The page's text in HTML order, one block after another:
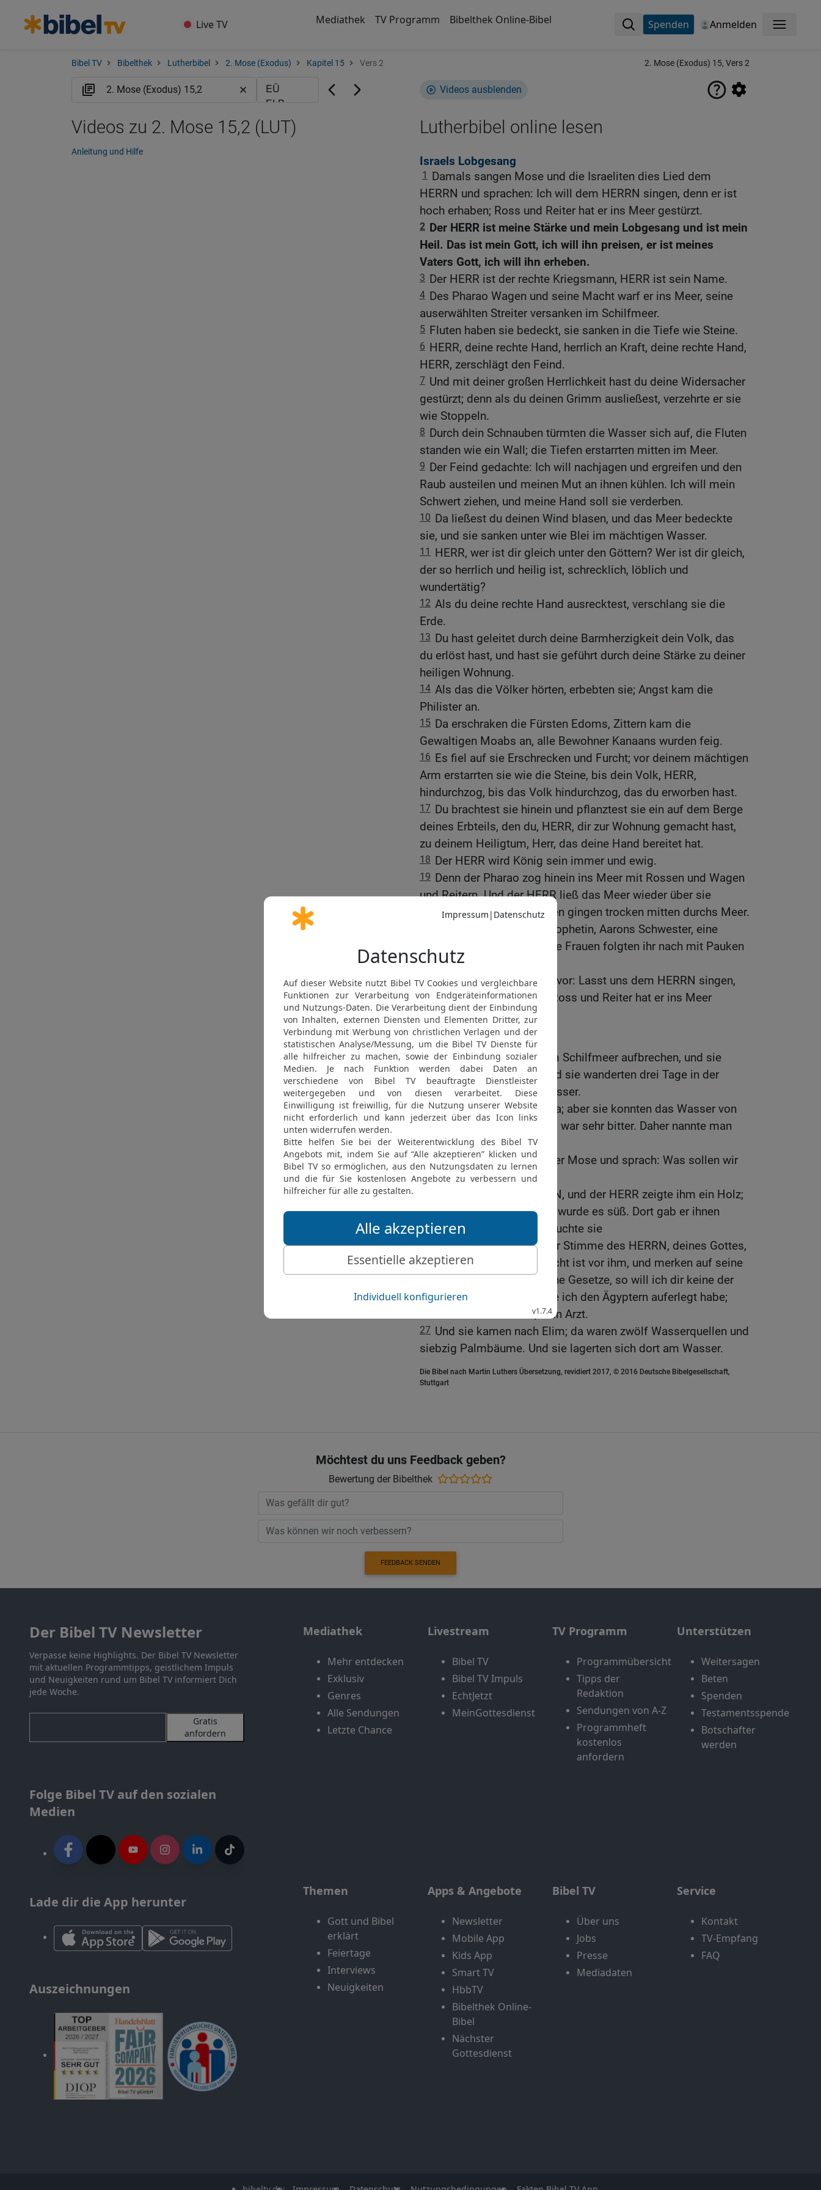
Live TV Mediathek TV Programm Bibelthek Online-Bibel Spenden Anmelden Menü
Bibel TV Bibelthek Lutherbibel 2. Mose (Exodus) Kapitel 15 Vers 2 2. Mose (Exodus) 15, Vers 2
Videos ausblenden
Lutherbibel online lesen
Israels Lobgesang
1
Damals sangen Mose und die Israeliten dies Lied dem
HERRN und sprachen: Ich will dem HERRN singen, denn er ist
hoch erhaben; Ross und Reiter hat er ins Meer gestürzt.
2 Der HERR ist meine Stärke und mein Lobgesang und ist mein
Heil. Das ist mein Gott, ich will ihn preisen, er ist meines
Vaters Gott, ich will ihn erheben.
3 Der HERR ist der rechte Kriegsmann, HERR ist sein Name.
4 Des Pharao Wagen und seine Macht warf er ins Meer, seine
auserwählten Streiter versanken im Schilfmeer.
5 Fluten haben sie bedeckt, sie sanken in die Tiefe wie Steine.
6 HERR, deine rechte Hand, herrlich an Kraft, deine rechte Hand,
HERR, zerschlägt den Feind.
7 Und mit deiner großen Herrlichkeit hast du deine Widersacher
gestürzt; denn als du deinen Grimm ausließest, verzehrte er sie
wie Stoppeln.
8 Durch dein Schnauben türmten die Wasser sich auf, die Fluten
standen wie ein Wall; die Tiefen erstarrten mitten im Meer.
9 Der Feind gedachte: Ich will nachjagen und ergreifen und den
Raub austeilen und meinen Mut an ihnen kühlen. Ich will mein
Schwert ziehen, und meine Hand soll sie verderben.
10 Da ließest du deinen Wind blasen, und das Meer bedeckte
sie, und sie sanken unter wie Blei im mächtigen Wasser.
11
HERR, wer ist dir gleich unter den Göttern? Wer ist dir gleich,
der so herrlich und heilig ist, schrecklich, löblich und
wundertätig?
12 Als du deine rechte Hand ausrecktest, verschlang sie die
Erde.
13 Du hast geleitet durch deine Barmherzigkeit dein Volk, das
du erlöst hast, und hast sie geführt durch deine Stärke zu deiner
heiligen Wohnung.
14 Als das die Völker hörten, erbebten sie; Angst kam die
Philister an.
15 Da erschraken die Fürsten Edoms, Zittern kam die
Gewaltigen Moabs an, alle Bewohner Kanaans wurden feig.
16 Es fiel auf sie Erschrecken und Furcht; vor deinem mächtigen
Arm erstarrten sie wie die Steine, bis dein Volk, HERR,
hindurchzog, bis das Volk hindurchzog, das du erworben hast.
17 Du brachtest sie hinein und pflanztest sie ein auf dem Berge
deines Erbteils, den du, HERR, dir zur Wohnung gemacht hast,
zu deinem Heiligtum, Herr, das deine Hand bereitet hat.
18 Der HERR wird König sein immer und ewig.
19 Denn der Pharao zog hinein ins Meer mit Rossen und Wagen
und Reitern. Und der HERR ließ das Meer wieder über sie
kommen. Aber die Israeliten gingen trocken mitten durchs Meer.
Da nahm Mirjam, die Prophetin, Aarons Schwester, eine
Pauke in ihre Hand, und alle Frauen folgten ihr nach mit Pauken
im Reigen.
21 Und Mirjam sang ihnen vor: Lasst uns dem HERRN singen,
denn er ist hoch erhaben; Ross und Reiter hat er ins Meer
gestürzt.
Israel in Mara und Elim
22 Da ließ Mose Israel vom Schilfmeer aufbrechen, und sie
zogen zur Wüste Schur. Und sie wanderten drei Tage in der
Wüste und fanden kein Wasser.
23 Da kamen sie nach Mara; aber sie konnten das Wasser von
Mara nicht trinken, denn es war sehr bitter. Daher nannte man
den Ort Mara.
24 Da murrte das Volk wider Mose und sprach: Was sollen wir
trinken?
Er schrie zu dem HERRN, und der HERR zeigte ihm ein Holz;
das warf er ins Wasser, da wurde es süß. Dort gab er ihnen
Gesetz und Recht und versuchte sie
26 und sprach: Wirst du der Stimme des HERRN, deines Gottes,
gehorchen und tun, was recht ist vor ihm, und merken auf seine
Gebote und halten alle seine Gesetze, so will ich dir keine der
Krankheiten auferlegen, die ich den Ägyptern auferlegt habe;
denn ich bin der HERR, dein Arzt.
27 Und sie kamen nach Elim; da waren zwölf Wasserquellen und
siebzig Palmbäume. Und sie lagerten sich dort am Wasser.
Die Bibel nach Martin Luthers Übersetzung, revidiert 2017, © 2016 Deutsche Bibelgesellschaft,
Stuttgart
Videos zu 2. Mose 15,2 (LUT)
Anleitung und Hilfe
Möchtest du uns Feedback geben?
Bewertung der Bibelthek
FEEDBACK SENDEN
Der Bibel TV Newsletter
Verpasse keine Highlights. Der Bibel TV Newsletter
mit aktuellen Programmtipps, geistlichem Impuls
und Neuigkeiten rund um Bibel TV informiert Dich
jede Woche.
Gratis
anfordern
Folge Bibel TV auf den sozialen
Medien
Lade dir die App herunter
Auszeichnungen
Mediathek
Mehr entdecken
Exklusiv
Genres
Alle Sendungen
Letzte Chance
Livestream
Bibel TV
Bibel TV Impuls
EchtJetzt
MeinGottesdienst
TV Programm
Programmübersicht
Tipps der
Redaktion
Sendungen von A-Z
Programmheft
kostenlos
anfordern
Unterstützen
Weitersagen
Beten
Spenden
Testamentsspende
Botschafter
werden
Themen
Gott und Bibel
erklärt
Feiertage
Interviews
Neuigkeiten
Apps & Angebote
Newsletter
Mobile App
Kids App
Smart TV
HbbTV
Bibelthek Online-
Bibel
Nächster
Gottesdienst
Bibel TV
Über uns
Jobs
Presse
Mediadaten
Service
Kontakt
TV-Empfang
FAQ